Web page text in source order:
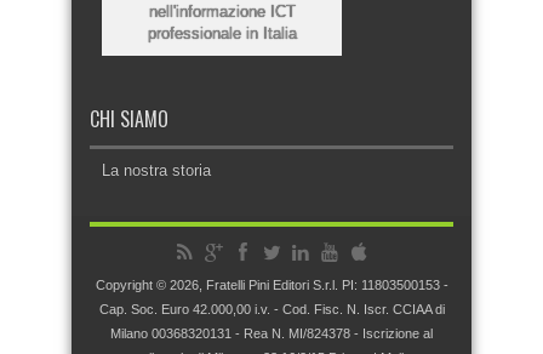
nell'informazione ICT
professionale in Italia
CHI SIAMO
La nostra storia
Copyright © 2026, Fratelli Pini Editori S.r.l. PI: 11803500153 -
Cap. Soc. Euro 42.000,00 i.v. - Cod. Fisc. N. Iscr. CCIAA di
Milano 00368320131 - Rea N. MI/824378 - Iscrizione al